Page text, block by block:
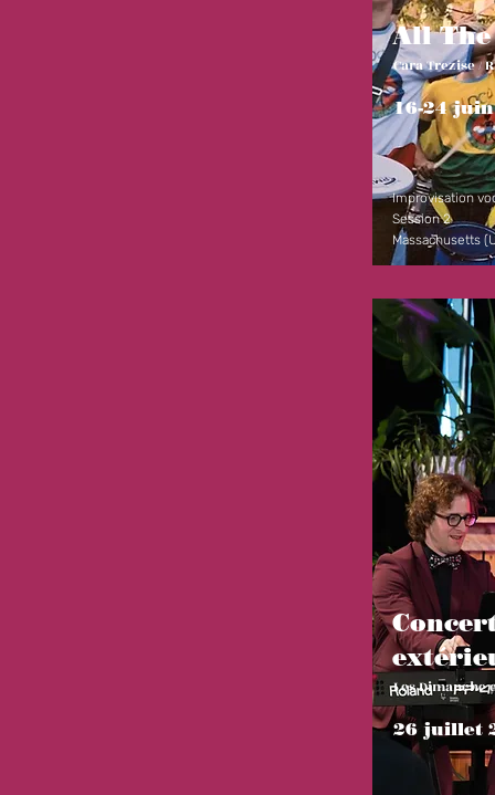
All
Cara Trezise /
16-24
Improvisation
Session 2
Massachusetts
Les Dimanche
26 juillet